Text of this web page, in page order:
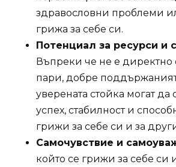
здравословни проблеми
грижа за себе си.
Потенциал за ресурси и
Въпреки че не е директно
пари, добре
уверената стойка могат да
успех, стабилност и
грижи за себе си и за
Самочувствие и
който се грижи за себе си